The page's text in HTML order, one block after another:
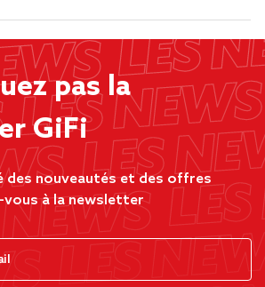
pas la
GiFi
des nouveautés et des offres
à la newsletter